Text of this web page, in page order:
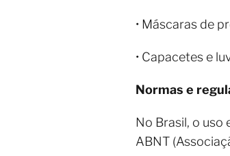
• Máscaras de
• Capacetes e
Normas e
No Brasil, o uso
ABNT